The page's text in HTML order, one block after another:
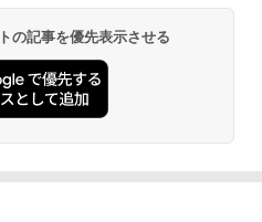
の記事を優先表示させる